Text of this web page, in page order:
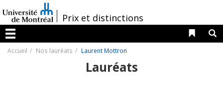
au
contenu
/Prix et distinctions
Menu
Liens
Accueil Nos lauréats Laurent Mottron
Lauréats